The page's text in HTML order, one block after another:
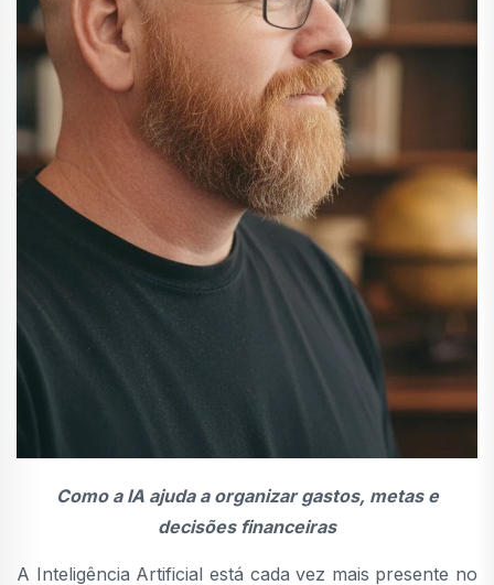
Como a IA ajuda a organizar gastos, metas e
decisões financeiras
A Inteligência Artificial está cada vez mais presente no